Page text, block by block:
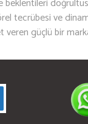
tecrübesi ve
güçlü bir